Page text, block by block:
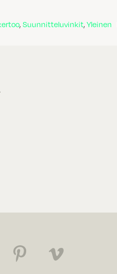
, Suunnitteluvinkit, Yleinen